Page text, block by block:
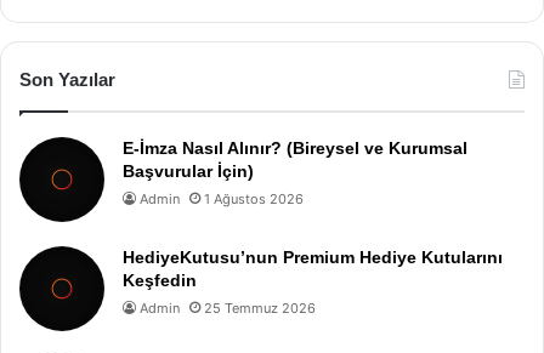
Son Yazılar
E-İmza Nasıl Alınır? (Bireysel ve Kurumsal
Başvurular İçin)
Admin 1 Ağustos 2026
HediyeKutusu’nun Premium Hediye Kutularını
Keşfedin
Admin 25 Temmuz 2026